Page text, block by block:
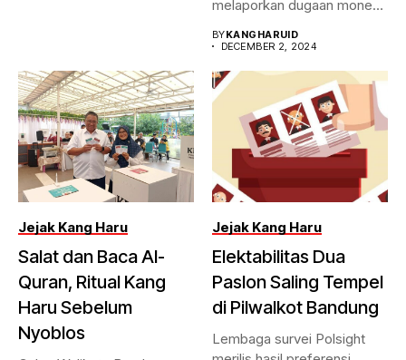
melaporkan dugaan money
BYKANGHARUID
DECEMBER 2, 2024
Jejak Kang Haru
Salat dan Baca Al-
Quran, Ritual Kang
Haru Sebelum
Nyoblos
Jejak Kang Haru
Elektabilitas Dua
Paslon Saling Tempel
di Pilwalkot Bandung
Lembaga survei Polsight